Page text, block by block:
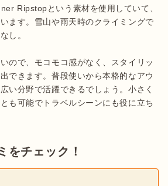
Ripstopという素材を使用していて、
ます。雪山や雨天時のクライミングで
し。
ので、モコモコ感がなく、スタイリッ
できます。普段使いから本格的なアウ
い分野で活躍できるでしょう。小さく
も可能でトラベルシーンにも役に立ち
をチェック！